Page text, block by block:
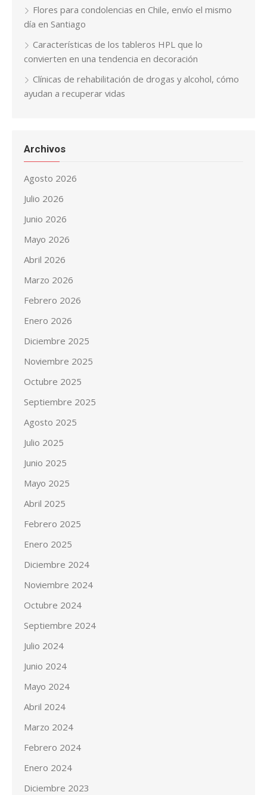
Flores para condolencias en Chile, envío el mismo
día en Santiago
Características de los tableros HPL que lo
convierten en una tendencia en decoración
Clínicas de rehabilitación de drogas y alcohol, cómo
ayudan a recuperar vidas
Archivos
Agosto 2026
Julio 2026
Junio 2026
Mayo 2026
Abril 2026
Marzo 2026
Febrero 2026
Enero 2026
Diciembre 2025
Noviembre 2025
Octubre 2025
Septiembre 2025
Agosto 2025
Julio 2025
Junio 2025
Mayo 2025
Abril 2025
Febrero 2025
Enero 2025
Diciembre 2024
Noviembre 2024
Octubre 2024
Septiembre 2024
Julio 2024
Junio 2024
Mayo 2024
Abril 2024
Marzo 2024
Febrero 2024
Enero 2024
Diciembre 2023